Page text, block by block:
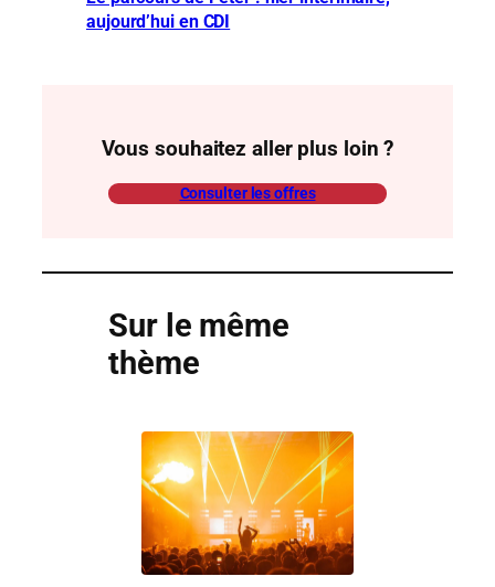
aujourd’hui en CDI
Vous souhaitez aller plus loin ?
Consulter les offres
Sur le même
thème